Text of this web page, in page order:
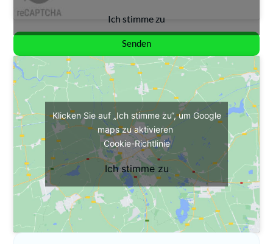
Ich stimme zu
Senden
Klicken Sie auf „Ich stimme zu“, um Google
maps zu aktivieren
Cookie-Richtlinie
Ich stimme zu